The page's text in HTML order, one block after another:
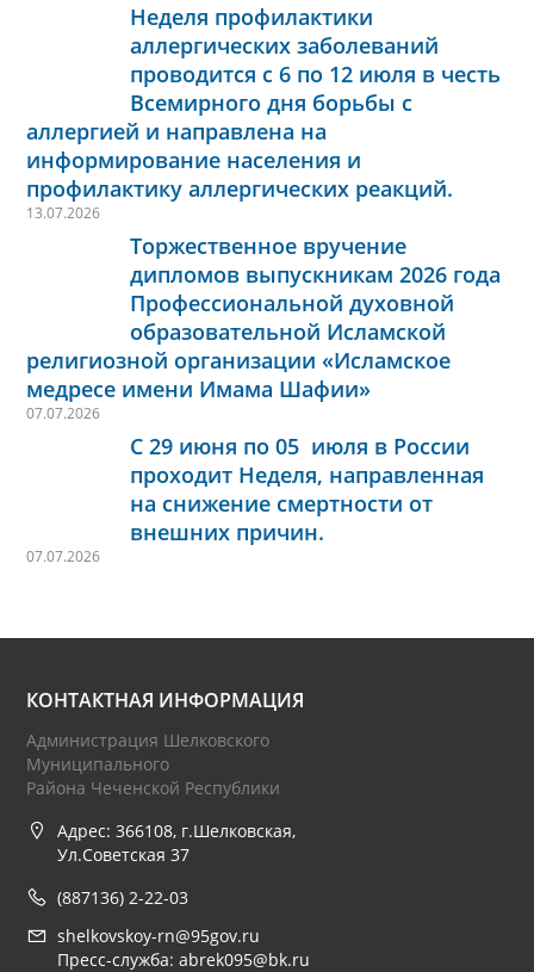
Неделя профилактики
аллергических заболеваний
проводится с 6 по 12 июля в честь
Всемирного дня борьбы с
аллергией и направлена на
информирование населения и
профилактику аллергических реакций.
13.07.2026
Торжественное вручение
дипломов выпускникам 2026 года
Профессиональной духовной
образовательной Исламской
религиозной организации «Исламское
медресе имени Имама Шафии»
07.07.2026
С 29 июня по 05 июля в России
проходит Неделя, направленная
на снижение смертности от
внешних причин.
07.07.2026
КОНТАКТНАЯ ИНФОРМАЦИЯ
Администрация Шелковского
Муниципального
Района Чеченской Республики
Адрес: 366108, г.Шелковская,
Ул.Советская 37
(887136) 2-22-03
shelkovskoy-rn@95gov.ru
Пресс-служба: abrek095@bk.ru